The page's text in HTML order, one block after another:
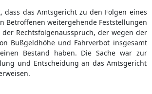
dass das Amtsgericht zu den Folgen eines
Betroffenen weitergehende Feststellungen
Rechtsfolgenausspruch, der wegen der
Bußgeldhöhe und Fahrverbot insgesamt
Bestand haben. Die Sache war zur
und Entscheidung an das Amtsgericht